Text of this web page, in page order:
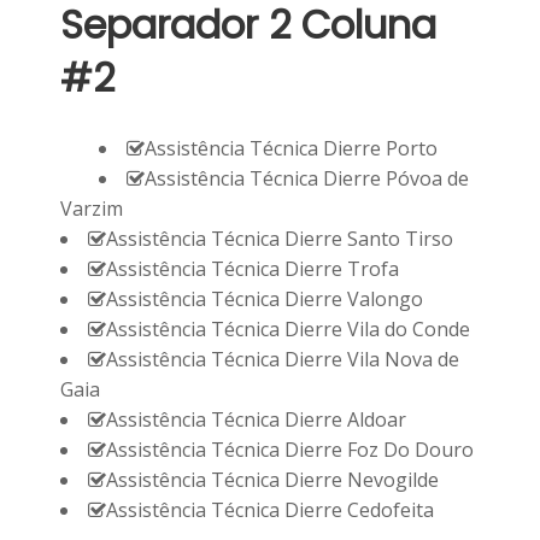
Separador 2 Coluna
#2
Assistência Técnica Dierre Porto
Assistência Técnica Dierre Póvoa de
Varzim
Assistência Técnica Dierre Santo Tirso
Assistência Técnica Dierre Trofa
Assistência Técnica Dierre Valongo
Assistência Técnica Dierre Vila do Conde
Assistência Técnica Dierre Vila Nova de
Gaia
Assistência Técnica Dierre Aldoar
Assistência Técnica Dierre Foz Do Douro
Assistência Técnica Dierre Nevogilde
Assistência Técnica Dierre Cedofeita